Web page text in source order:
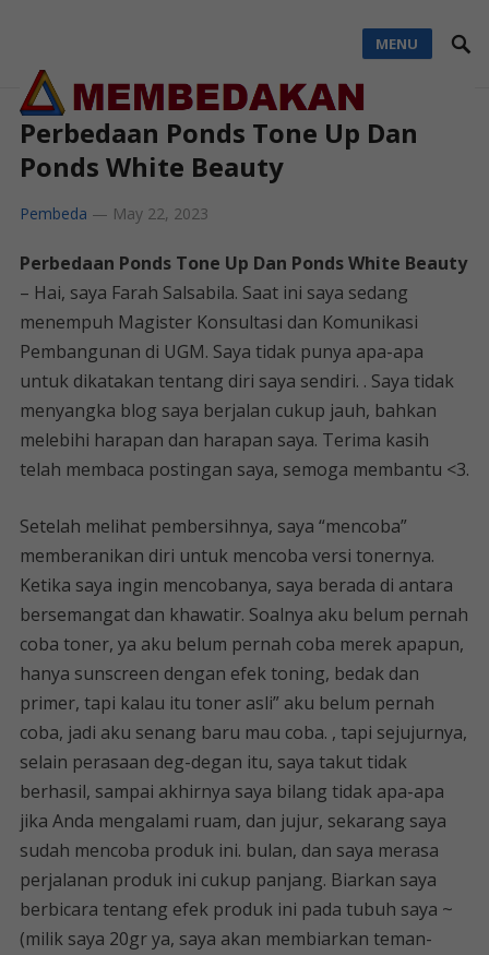
MENU
Perbedaan Ponds Tone Up Dan
Ponds White Beauty
Pembeda — May 22, 2023
Perbedaan Ponds Tone Up Dan Ponds White Beauty
– Hai, saya Farah Salsabila. Saat ini saya sedang
menempuh Magister Konsultasi dan Komunikasi
Pembangunan di UGM. Saya tidak punya apa-apa
untuk dikatakan tentang diri saya sendiri. . Saya tidak
menyangka blog saya berjalan cukup jauh, bahkan
melebihi harapan dan harapan saya. Terima kasih
telah membaca postingan saya, semoga membantu <3.
Setelah melihat pembersihnya, saya “mencoba”
memberanikan diri untuk mencoba versi tonernya.
Ketika saya ingin mencobanya, saya berada di antara
bersemangat dan khawatir. Soalnya aku belum pernah
coba toner, ya aku belum pernah coba merek apapun,
hanya sunscreen dengan efek toning, bedak dan
primer, tapi kalau itu toner asli” aku belum pernah
coba, jadi aku senang baru mau coba. , tapi sejujurnya,
selain perasaan deg-degan itu, saya takut tidak
berhasil, sampai akhirnya saya bilang tidak apa-apa
jika Anda mengalami ruam, dan jujur, sekarang saya
sudah mencoba produk ini. bulan, dan saya merasa
perjalanan produk ini cukup panjang. Biarkan saya
berbicara tentang efek produk ini pada tubuh saya ~
(milik saya 20gr ya, saya akan membiarkan teman-